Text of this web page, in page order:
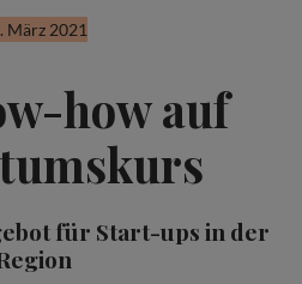
März 2021
how auf
für Start-ups in der